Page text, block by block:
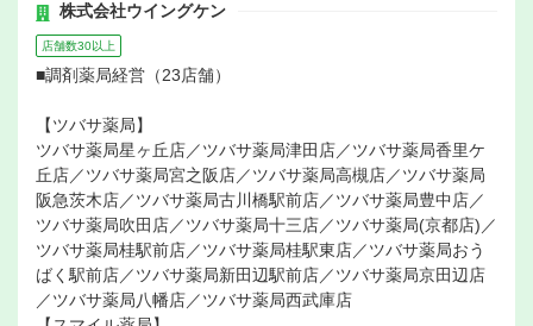
株式会社ウイングケン
店舗数30以上
■調剤薬局経営（23店舗）
【ツバサ薬局】
ツバサ薬局星ヶ丘店／ツバサ薬局津田店／ツバサ薬局香里ケ
丘店／ツバサ薬局宮之阪店／ツバサ薬局高槻店／ツバサ薬局
阪急茨木店／ツバサ薬局古川橋駅前店／ツバサ薬局豊中店／
ツバサ薬局吹田店／ツバサ薬局十三店／ツバサ薬局(京都店)／
ツバサ薬局桂駅前店／ツバサ薬局桂駅東店／ツバサ薬局おう
ばく駅前店／ツバサ薬局新田辺駅前店／ツバサ薬局京田辺店
／ツバサ薬局八幡店／ツバサ薬局西武庫店